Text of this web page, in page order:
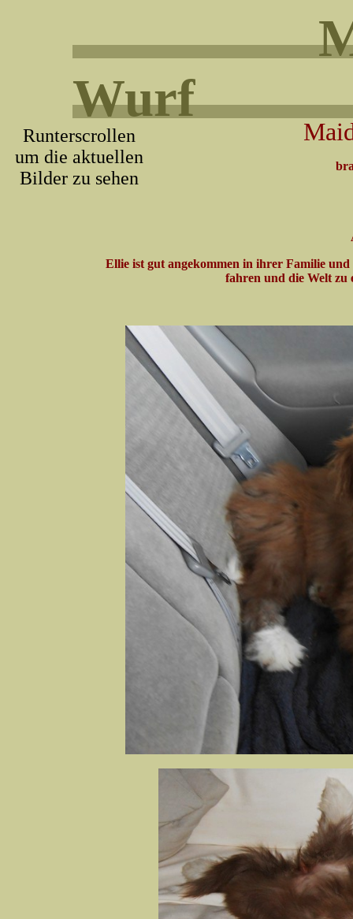
Wurf
Runterscrollen
um die aktuellen
Bilder zu sehen
Ellie ist gut angekommen in ihrer Familie
fahren und die Welt zu